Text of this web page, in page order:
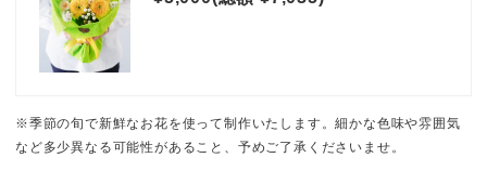
※季節の旬で新鮮なお花を使って制作いたします。細かな色味や雰囲気
など多少異なる可能性があること、予めご了承くださいませ。